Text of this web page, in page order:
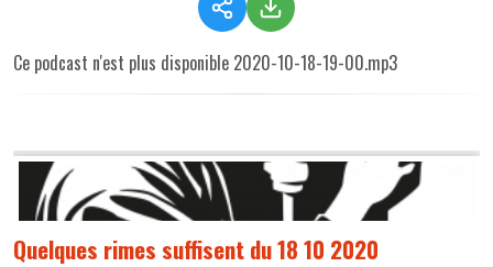
Ce podcast n'est plus disponible 2020-10-18-19-00.mp3
Quelques rimes suffisent du 18 10 2020